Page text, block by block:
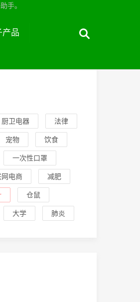
手。
产品
厨卫电器 法律
宠物 饮食
一次性口罩
网电商 减肥
仓鼠
大学 肺炎